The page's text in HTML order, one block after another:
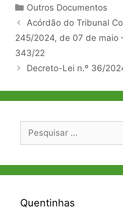
Categorias
Outros Documentos
Navegação
de
Acórdão do Tribunal
245/2024, de 07 de maio
343/22
Decreto-Lei n.º 36/
Pesquisar
Quentinhas